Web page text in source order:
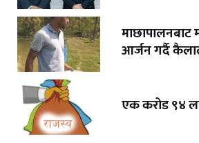
आर्जन गर्दै
एक करोड ९४